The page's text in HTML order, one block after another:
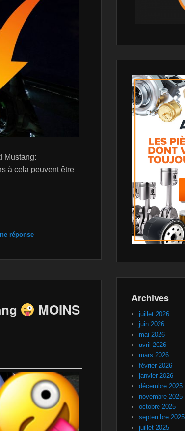
Mustang:
à cela peuvent être
réponse
MOINS
Archives
juillet 2026
juin 2026
mai 2026
avril 2026
mars 2026
février 2026
janvier 2026
décembre 2025
novembre 2025
octobre 2025
septembre 2025
juillet 2025